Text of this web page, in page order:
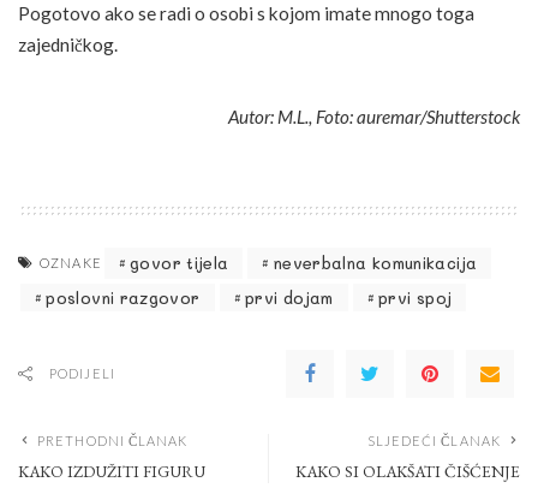
Pogotovo ako se radi o osobi s kojom imate mnogo toga
zajedničkog.
Autor: M.L., Foto: auremar/Shutterstock
OZNAKE govor tijela
neverbalna komunikacija
poslovni razgovor
prvi dojam prvi spoj
PODIJELI
PRETHODNI ČLANAK
KAKO IZDUŽITI FIGURU
SLJEDEĆI ČLANAK
KAKO SI OLAKŠATI ČIŠĆENJE